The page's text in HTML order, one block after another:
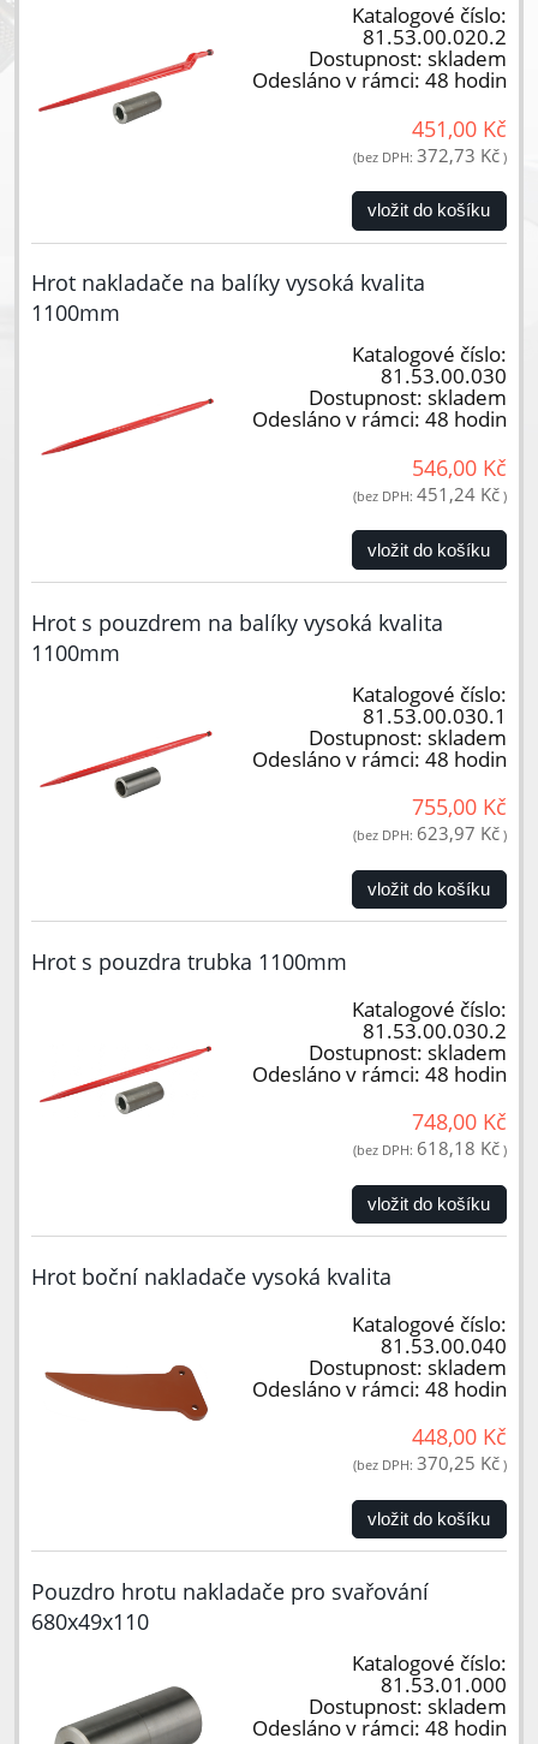
Katalogové číslo:
81.53.00.020.2
Dostupnost: skladem
Odesláno v rámci: 48 hodin
451,00 Kč
(bez DPH: 372,73 Kč )
vložit do košíku
Hrot nakladače na balíky vysoká kvalita
1100mm
Katalogové číslo:
81.53.00.030
Dostupnost: skladem
Odesláno v rámci: 48 hodin
546,00 Kč
(bez DPH: 451,24 Kč )
vložit do košíku
Hrot s pouzdrem na balíky vysoká kvalita
1100mm
Katalogové číslo:
81.53.00.030.1
Dostupnost: skladem
Odesláno v rámci: 48 hodin
755,00 Kč
(bez DPH: 623,97 Kč )
vložit do košíku
Hrot s pouzdra trubka 1100mm
Katalogové číslo:
81.53.00.030.2
Dostupnost: skladem
Odesláno v rámci: 48 hodin
748,00 Kč
(bez DPH: 618,18 Kč )
vložit do košíku
Hrot boční nakladače vysoká kvalita
Katalogové číslo:
81.53.00.040
Dostupnost: skladem
Odesláno v rámci: 48 hodin
448,00 Kč
(bez DPH: 370,25 Kč )
vložit do košíku
Pouzdro hrotu nakladače pro svařování
680x49x110
Katalogové číslo:
81.53.01.000
Dostupnost: skladem
Odesláno v rámci: 48 hodin